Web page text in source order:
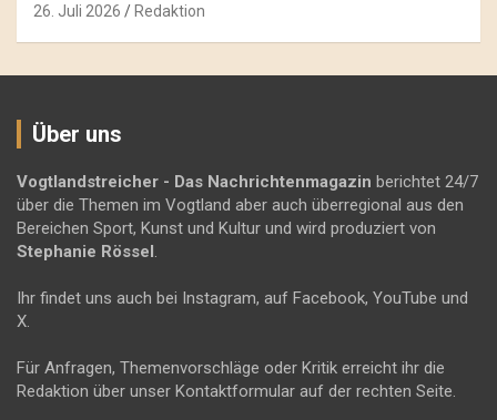
26. Juli 2026 Redaktion
Über uns
Vogtlandstreicher - Das Nachrichtenmagazin berichtet 24/7
über die Themen im Vogtland aber auch überregional aus den
Bereichen Sport, Kunst und Kultur und wird produziert von
Stephanie Rössel.
Ihr findet uns auch bei Instagram, auf Facebook, YouTube und
X.
Für Anfragen, Themenvorschläge oder Kritik erreicht ihr die
Redaktion über unser Kontaktformular auf der rechten Seite.